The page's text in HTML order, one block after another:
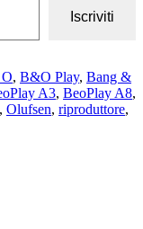
Iscriviti
, B&O Play, Bang &
A3, BeoPlay A8,
, Olufsen, riproduttore,